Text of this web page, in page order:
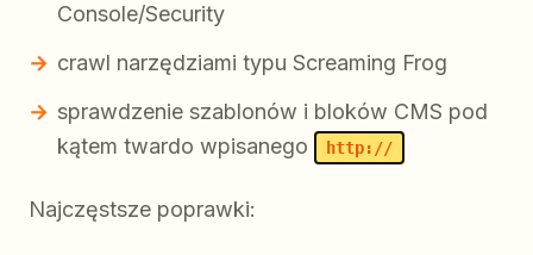
Console/Security
crawl narzędziami typu Screaming Frog
sprawdzenie szablonów i bloków CMS pod
kątem twardo wpisanego
http://
Najczęstsze poprawki: